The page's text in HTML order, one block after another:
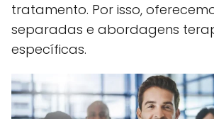
tratamento. Por isso,
separadas e abordagens
específicas.